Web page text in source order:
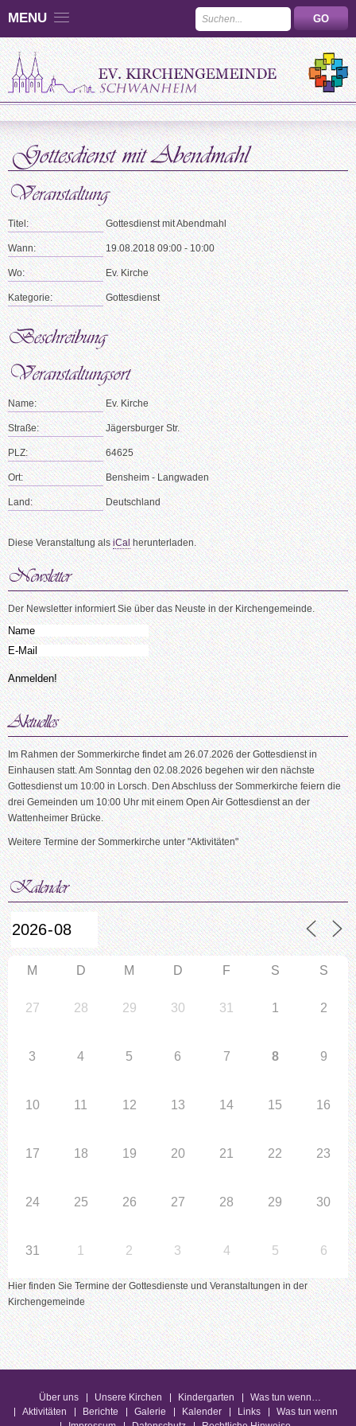
MENU
Titel: Gottesdienst mit Abendmahl
Wann: 19.08.2018 09:00 - 10:00
Wo: Ev. Kirche
Kategorie: Gottesdienst
Name: Ev. Kirche
Straße: Jägersburger Str.
PLZ: 64625
Ort: Bensheim - Langwaden
Land: Deutschland
Diese Veranstaltung alsiCalherunterladen.
Der Newsletter informiert Sie über das Neuste in der Kirchengemeinde.
Im Rahmen der Sommerkirche findet am 26.07.2026 der Gottesdienst in
Einhausen statt. Am Sonntag den 02.08.2026 begehen wir den nächste
Gottesdienst um 10:00 in Lorsch. Den Abschluss der Sommerkirche feiern die
drei Gemeinden um 10:00 Uhr mit einem Open Air Gottesdienst an der
Wattenheimer Brücke.
Weitere Termine der Sommerkirche unter "Aktivitäten"
M D M D F S S
27 28 29 30 31 1 2
3 4 5 6 7 8 9
10 11 12 13 14 15 16
17 18 19 20 21 22 23
24 25 26 27 28 29 30
31 1 2 3 4 5 6
Hier finden Sie Termine der Gottesdienste und Veranstaltungen in der
Kirchengemeinde
Über uns Unsere Kirchen Kindergarten
Was tun wenn…
Aktivitäten
Berichte Galerie Kalender Links
Was tun wenn